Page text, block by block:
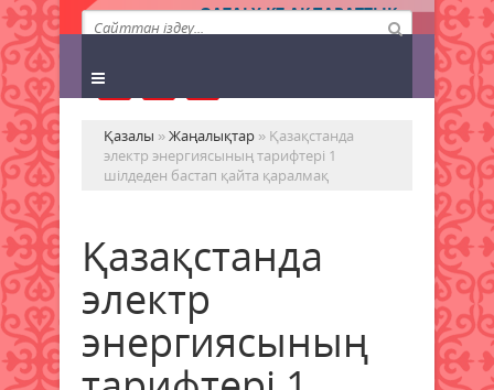
QAZALY.KZ АҚПАРАТТЫҚ
АГЕНТТІГІ
Қазалы »Жаңалықтар » Қазақстанда
электр энергиясының тарифтері 1
шілдеден бастап қайта қаралмақ
Қазақстанда
электр
энергиясының